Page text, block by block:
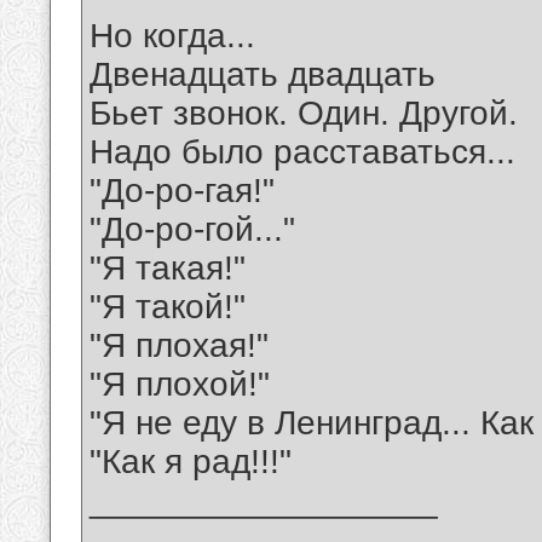
Но когда...
Двенадцать двадцать
Бьет звонок. Один. Другой.
Надо было расставаться...
"До-ро-гая!"
"До-ро-гой..."
"Я такая!"
"Я такой!"
"Я плохая!"
"Я плохой!"
"Я не еду в Ленинград...
"Как я рад!!!"